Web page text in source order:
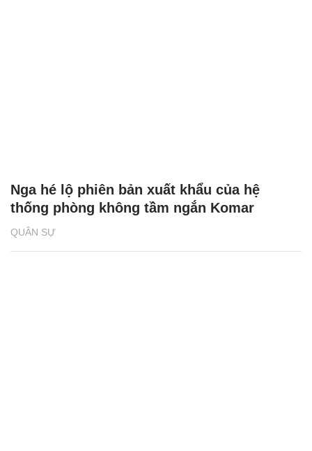
QUÂN SỰ
Nga hé lộ phiên bản xuất khẩu của hệ
thống phòng không tầm ngắn Komar